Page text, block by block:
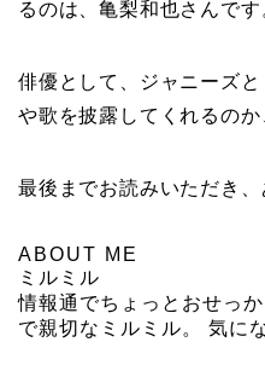
るのは、亀梨和也さんです
俳優として、ジャニーズ
や歌を披露してくれるのか
最後までお読みいただき、
ABOUT ME
ミルミル
情報通でちょっとおせっ
で親切なミルミル。 気に